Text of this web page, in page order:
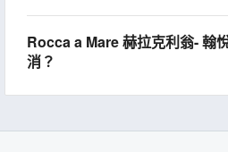
Rocca a Mare 赫拉克利翁- 翰
消？